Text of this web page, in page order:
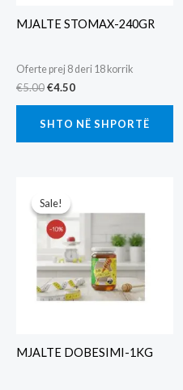
MJALTE STOMAX-240GR
Oferte prej 8 deri 18 korrik
€5.00Original
€5.00.
€4.50Current
€4.50.
SHTO NË SHPORTË
Sale!
Sale!
MJALTE DOBESIMI-1KG